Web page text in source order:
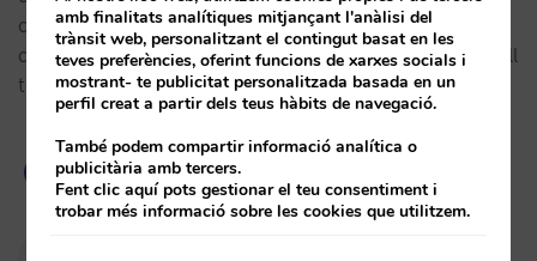
direccions, de la mateixa manera que va ocórrer
quan TripAdvisor va llançar Instant Booking. En aquell
temps des de…
amb finalitats analítiques mitjançant l'anàlisi del
trànsit web, personalitzant el contingut basat en les
teves preferències, oferint funcions de xarxes socials i
mostrant- te publicitat personalitzada basada en un
perfil creat a partir dels teus hàbits de navegació.
També podem compartir informació analítica o
publicitària amb tercers.
Fent clic aquí pots gestionar el teu consentiment i
trobar més informació sobre les cookies que utilitzem.